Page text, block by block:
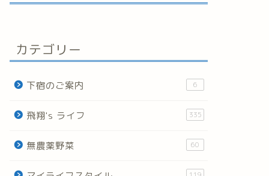
カテゴリー
下宿のご案内 6
飛翔's ライフ 335
無農薬野菜 60